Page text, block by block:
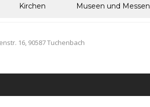
Kirchen Museen und Messen
16, 90587 Tuchenbach